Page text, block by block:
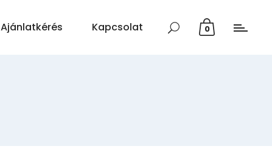
Ajánlatkérés Kapcsolat 0